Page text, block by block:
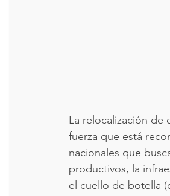
La relocalización de
fuerza que está
nacionales que
productivos, la
el cuello de botella